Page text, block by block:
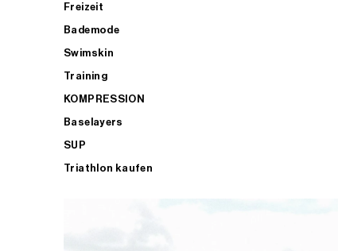
Freizeit
Bademode
Swimskin
Training
KOMPRESSION
Baselayers
SUP
Triathlon kaufen